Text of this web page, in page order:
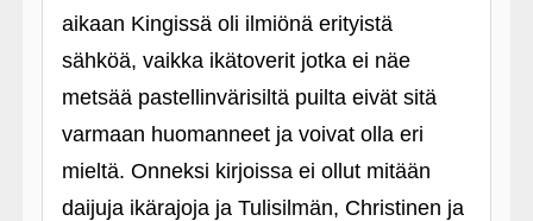
aikaan Kingissä oli ilmiönä erityistä
sähköä, vaikka ikätoverit jotka ei näe
metsää pastellinvärisiltä puilta eivät sitä
varmaan huomanneet ja voivat olla eri
mieltä. Onneksi kirjoissa ei ollut mitään
daijuja ikärajoja ja Tulisilmän, Christinen ja